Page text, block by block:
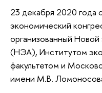
23 декабря 2020 года
экономический
организованный
(НЭА), Институтом
факультетом и
имени М.В.